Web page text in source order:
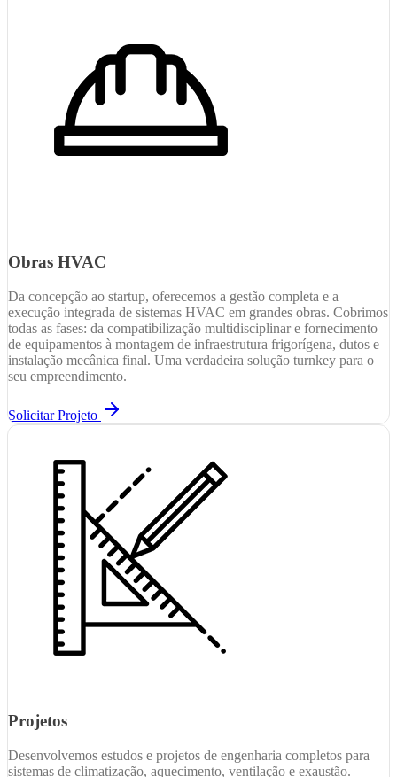
Obras HVAC
Da concepção ao startup, oferecemos a gestão completa e a
execução integrada de sistemas HVAC em grandes obras. Cobrimos
todas as fases: da compatibilização multidisciplinar e fornecimento
de equipamentos à montagem de infraestrutura frigorígena, dutos e
instalação mecânica final. Uma verdadeira solução turnkey para o
seu empreendimento.
Solicitar Projeto
Projetos
Desenvolvemos estudos e projetos de engenharia completos para
sistemas de climatização, aquecimento, ventilação e exaustão.